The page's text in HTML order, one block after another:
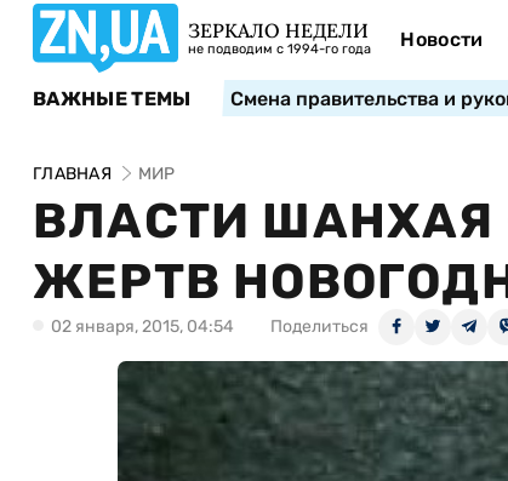
ЗЕРКАЛО НЕДЕЛИ
не подводим с 1994-го года Новости
ВАЖНЫЕ ТЕМЫ Смена правительства и
ГЛАВНАЯ МИР
ВЛАСТИ ШАНХАЯ
ЖЕРТВ
02 января, 2015, 04:54 Поделиться